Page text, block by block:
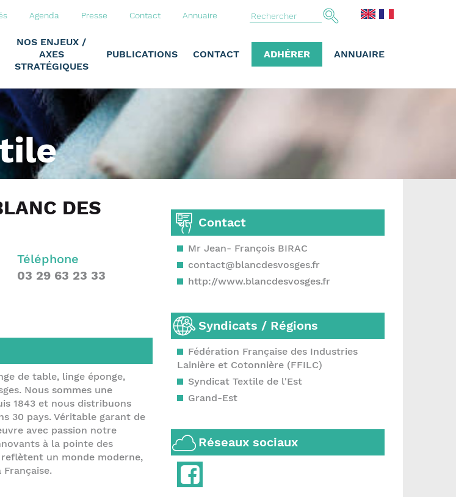
Agenda Presse Contact Annuaire
NOS ENJEUX /
AXES
STRATÉGIQUES
PUBLICATIONS CONTACT ADHÉRER ANNUAIRE
DES
Téléphone
03 29 63 23 33
de table, linge éponge,
Nous sommes une
1843 et nous distribuons
30 pays. Véritable garant de
avec passion notre
à la pointe des
un monde moderne,
Contact
Mr Jean- François BIRAC
contact@blancdesvosges.fr
http://www.blancdesvosges.fr
Syndicats / Régions
Fédération Française des Industries
Lainière et Cotonnière (FFILC)
Syndicat Textile de l'Est
Grand-Est
Réseaux sociaux